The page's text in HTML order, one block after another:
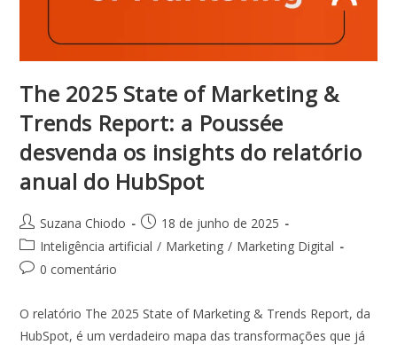
The 2025 State of Marketing &
Trends Report: a Poussée
desvenda os insights do relatório
anual do HubSpot
Suzana Chiodo
18 de junho de 2025
Inteligência artificial / Marketing / Marketing Digital
0 comentário
O relatório The 2025 State of Marketing & Trends Report, da
HubSpot, é um verdadeiro mapa das transformações que já